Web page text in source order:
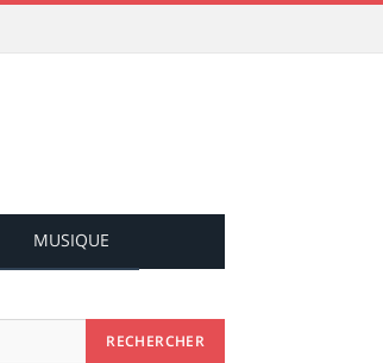
MUSIQUE